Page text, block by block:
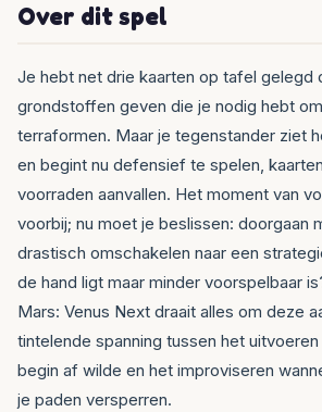
Over dit spel
Je hebt net drie kaarten op tafel gelegd
grondstoffen geven die je nodig hebt
terraformen. Maar je tegenstander ziet
en begint nu defensief te spelen,
voorraden aanvallen. Het moment van
voorbij; nu moet je beslissen: doorgaan
drastisch omschakelen naar een
de hand ligt maar minder voorspelbaar
Mars: Venus Next draait alles om deze
tintelende spanning tussen het
begin af wilde en het improviseren
je paden versperren.